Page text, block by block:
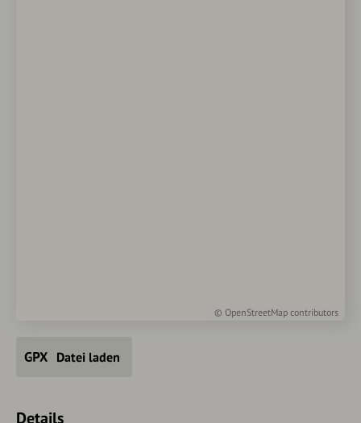
© OpenStreetMap contributors
Datei laden
Details